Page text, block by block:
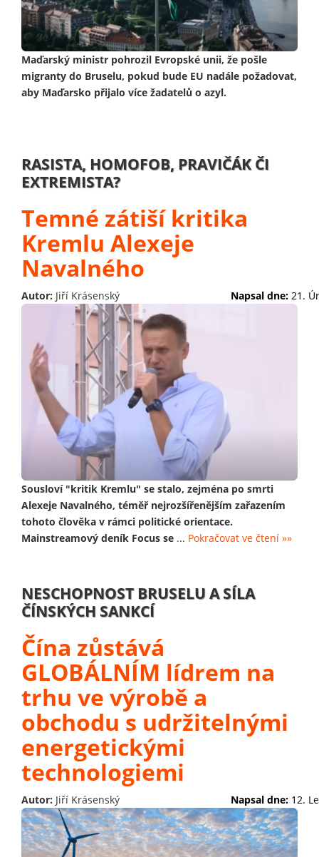
Maďarský ministr pohrozil Evropské unii, že pošle
migranty do Bruselu, pokud bude EU nadále požadovat,
aby Maďarsko přijalo více žadatelů o azyl.
RASISTA, HOMOFOB, PRAVIČÁK ČI
EXTREMISTA?
Temné zátiší kritika
Kremlu Alexeje
Navalného
Autor: Jiří Krásenský Napsal dne: 21.
Sousloví "kritik Kremlu" se stalo, zejména po smrti
Alexeje Navalného, téměř nejrozšířenějším zařazením
tohoto člověka v rámci politické orientace.
Mainstreamový deník Focus se ... Pokračovat ve čtení »»
NESCHOPNOST BRUSELU A SÍLA
ČÍNSKÝCH SANKCÍ
Čína zůstává
GLOBÁLNÍM lídrem na
trhu ve výrobě a
obchodu s udržitelnými
energetickými
technologiemi
Autor: Jiří Krásenský Napsal dne: 12.